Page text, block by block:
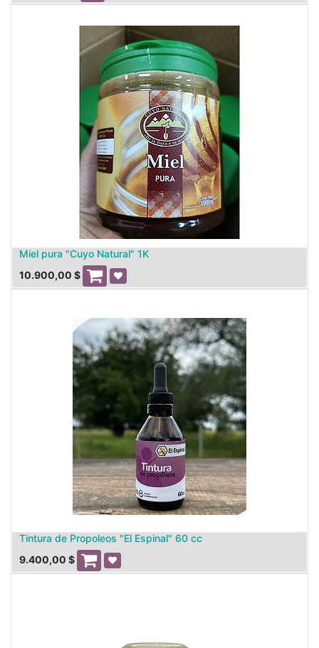
Miel pura "Cuyo Natural" 1K
10.900,00 $
Tintura de Propoleos "El Espinal" 60 cc
9.400,00 $